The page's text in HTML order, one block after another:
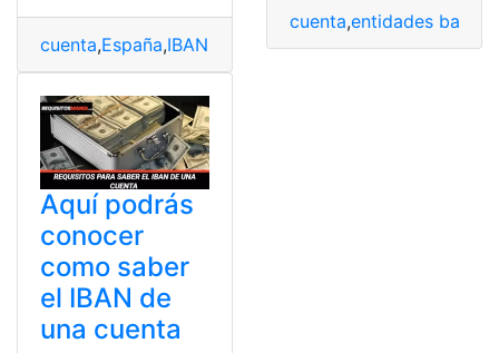
cuenta,España,IBAN Proceso,saber
cuenta,entidades
Aquí podrás
conocer
como saber
el IBAN de
una cuenta